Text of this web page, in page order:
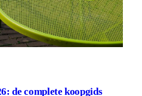
de complete koopgids